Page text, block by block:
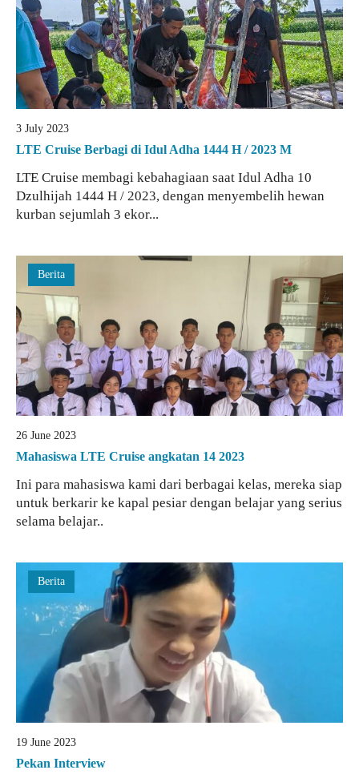
3 July 2023
LTE Cruise Berbagi di Idul Adha 1444 H / 2023 M
LTE Cruise membagi kebahagiaan saat Idul Adha 10
Dzulhijah 1444 H / 2023, dengan menyembelih hewan
kurban sejumlah 3 ekor...
Berita
26 June 2023
Mahasiswa LTE Cruise angkatan 14 2023
Ini para mahasiswa kami dari berbagai kelas, mereka siap
untuk berkarir ke kapal pesiar dengan belajar yang serius
selama belajar..
Berita
19 June 2023
Pekan Interview